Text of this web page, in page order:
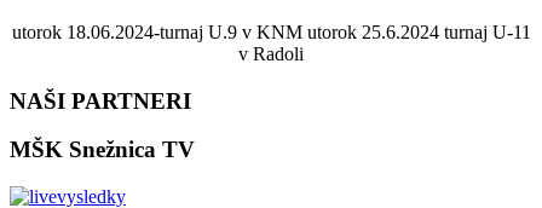
utorok 18.06.2024-turnaj U.9 v KNM utorok 25.6.2024 turnaj U-11
v Radoli
NAŠI PARTNERI
MŠK Snežnica TV